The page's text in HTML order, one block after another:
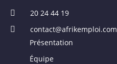
20 24 44 19
contact@afrikemploi.com
Présentation
Équipe